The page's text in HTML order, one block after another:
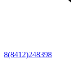
8(8412)248398